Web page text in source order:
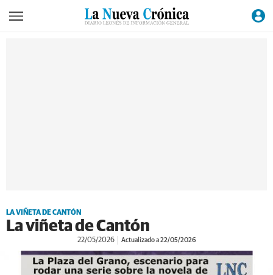
LA VIÑETA DE CANTÓN
La viñeta de Cantón
22/05/2026 Actualizado a 22/05/2026